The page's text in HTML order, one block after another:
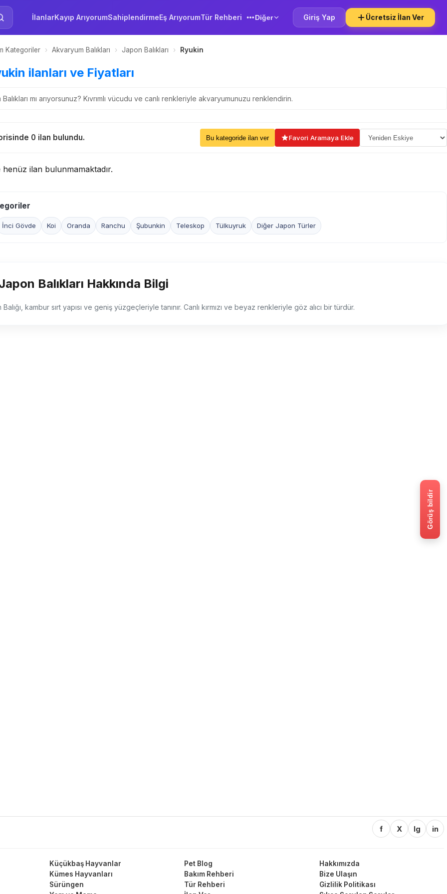
İlanlarKayıp ArıyorumSahiplendirmeEş ArıyorumTür Rehberi Diğer Giriş Yap Ücretsiz İlan Ver
Kategoriler › Akvaryum Balıkları › Japon Balıkları › Ryukin
ilanları ve Fiyatları
mı arıyorsunuz? Kıvrımlı vücudu ve canlı renkleriyle akvaryumunuzu renklendirin.
0 ilan bulundu. Bu kategoride ilan ver Favori Aramaya Ekle
Sıralama Seçin
ilan bulunmamaktadır.
İnci Gövde Koi Oranda Ranchu Şubunkin Teleskop Tülkuyruk Diğer Japon Türler
Balıkları Hakkında Bilgi
kambur sırt yapısı ve geniş yüzgeçleriyle tanınır. Canlı kırmızı ve beyaz renkleriyle göz alıcı bir türdür.
f X Ig in
Küçükbaş Hayvanlar
Kümes Hayvanları
Sürüngen
Pet Blog
Bakım Rehberi
Tür Rehberi
Hakkımızda
Bize Ulaşın
Gizlilik Politikası
Görüş bildir